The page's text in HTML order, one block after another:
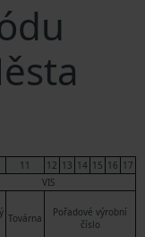
11 12 13 14 15 16 17
VIS
Továrna
Pořadové výrobní
číslo